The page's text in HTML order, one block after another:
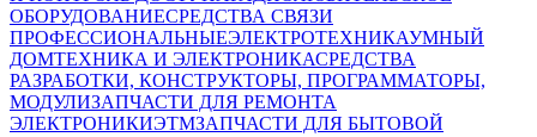
ОБОРУДОВАНИЕСРЕДСТВА СВЯЗИ
ПРОФЕССИОНАЛЬНЫЕЭЛЕКТРОТЕХНИКАУМНЫЙ
ДОМТЕХНИКА И ЭЛЕКТРОНИКАСРЕДСТВА
РАЗРАБОТКИ, КОНСТРУКТОРЫ, ПРОГРАММАТОРЫ,
МОДУЛИЗАПЧАСТИ ДЛЯ РЕМОНТА
ЭЛЕКТРОНИКИЭТМЗАПЧАСТИ ДЛЯ БЫТОВОЙ